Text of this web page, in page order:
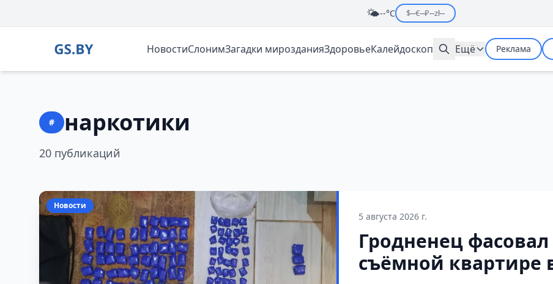
🌤️--°C $--€--₽--zł--
НовостиСлонимЗагадки мирозданияЗдоровьеКалейдоскоп Ещё Реклама
# наркотики
20 публикаций
Новости
5 августа 2026 г.
Гродненец
съёмной квартире